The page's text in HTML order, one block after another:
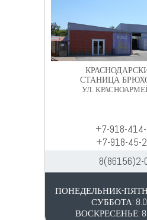
СТАНИЦА
УЛ.
+7-918-
+7-918-45-
8(86156)2-
ПОНЕДЕЛЬНИК-
СУББОТА:
ВОСКРЕСЕНЬЕ: